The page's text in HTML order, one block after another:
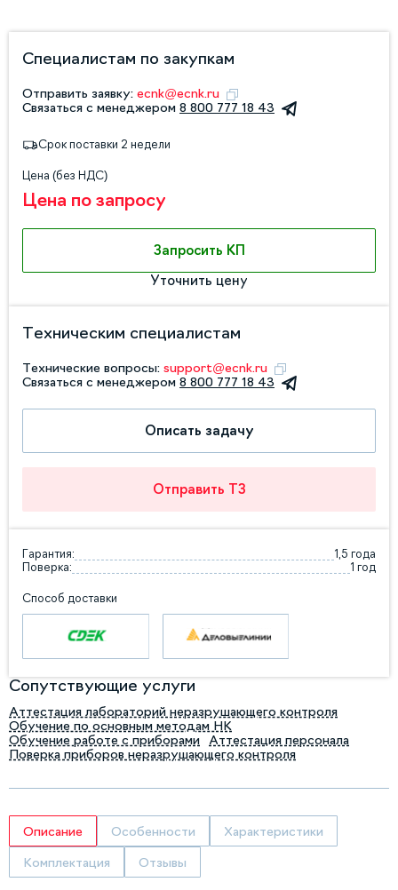
Специалистам по закупкам
Отправить заявку: ecnk@ecnk.ru
Связаться с менеджером 8 800 777 18 43
Срок поставки 2 недели
Цена (без НДС)
Цена по запросу
Запросить КП
Уточнить цену
Техническим специалистам
Технические вопросы: support@ecnk.ru
Связаться с менеджером 8 800 777 18 43
Описать задачу
Отправить ТЗ
Гарантия:
1,5 года
Поверка:
1 год
Способ доставки
Сопутствующие услуги
Аттестация лабораторий неразрушающего контроля
Обучение по основным методам НК
Обучение работе с приборами
Аттестация персонала
Поверка приборов неразрушающего контроля
Описание Особенности Характеристики
Комплектация Отзывы